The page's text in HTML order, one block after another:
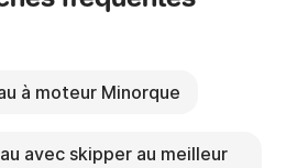
à moteur Minorque
avec skipper au meilleur